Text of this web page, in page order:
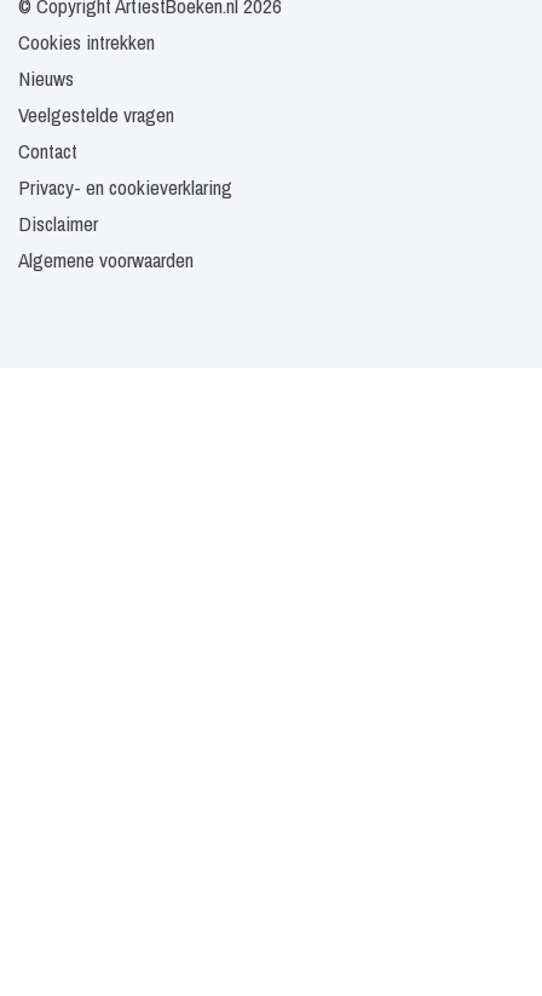
Cookies intrekken
Nieuws
Veelgestelde vragen
Contact
Privacy- en cookieverklaring
Disclaimer
Algemene voorwaarden